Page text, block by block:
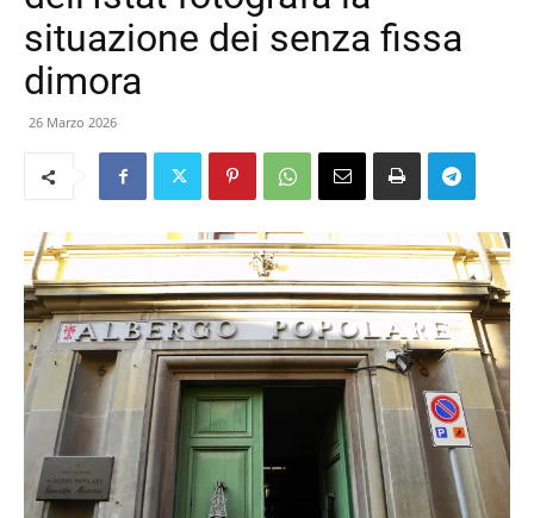
situazione dei senza fissa
dimora
26 Marzo 2026